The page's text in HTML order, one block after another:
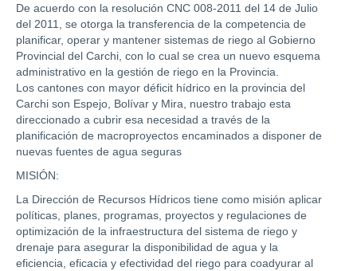
De acuerdo con la resolución CNC 008-2011 del 14 de Julio
del 2011, se otorga la transferencia de la competencia de
planificar, operar y mantener sistemas de riego al Gobierno
Provincial del Carchi, con lo cual se crea un nuevo esquema
administrativo en la gestión de riego en la Provincia.
Los cantones con mayor déficit hídrico en la provincia del
Carchi son Espejo, Bolívar y Mira, nuestro trabajo esta
direccionado a cubrir esa necesidad a través de la
planificación de macroproyectos encaminados a disponer de
nuevas fuentes de agua seguras
MISIÓN:
La Dirección de Recursos Hídricos tiene como misión aplicar
políticas, planes, programas, proyectos y regulaciones de
optimización de la infraestructura del sistema de riego y
drenaje para asegurar la disponibilidad de agua y la
eficiencia, eficacia y efectividad del riego para coadyurar al